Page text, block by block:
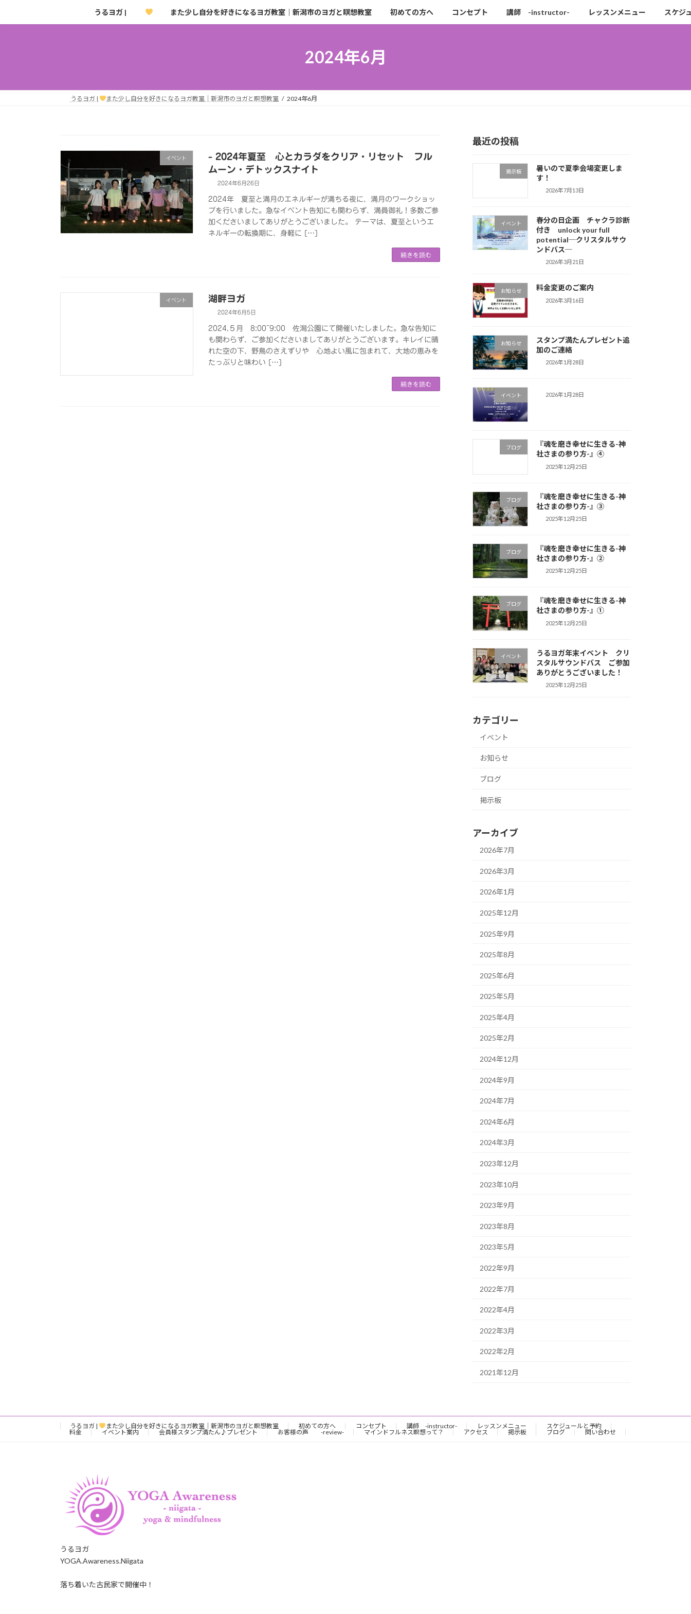
キ
に
うるヨガ | また少し自分を好きになるヨガ教室｜新潟市のヨガと瞑想教室 初めての方へ コンセプト 講師 -instructor- レッスンメニュー スケジ
2024年6月
うるヨガ | また少し自分を好きになるヨガ教室｜新潟市のヨガと瞑想教室 2024年6月
イベント
- 2024年夏至 心とカラダをクリア・リセット フル
ムーン・デトックスナイト
2024年6月26日
2024年 夏至と満月のエネルギーが満ちる夜に、満月のワークショッ
プを行いました。急なイベント告知にも関わらず、満員御礼！多数ご参
加くださいましてありがとうございました。 テーマは、夏至というエ
ネルギーの転換期に、身軽に […]
続きを読む
イベント 湖畔ヨガ
2024年6月5日
2024.５月 8:00~9:00 佐潟公園にて開催いたしました。急な告知に
も関わらず、ご参加くださいましてありがとうございます。キレイに晴
れた空の下、野鳥のさえずりや 心地よい風に包まれて、大地の恵みを
たっぷりと味わい […]
続きを読む
最近の投稿
掲示板
暑いので夏季会場変更しま
す！
2026年7月13日
イベント
春分の日企画 チャクラ診断
付き unlock your full
potential─クリスタルサウ
ンドバス─
2026年3月21日
お知らせ 料金変更のご案内
2026年3月16日
お知らせ
スタンプ満たんプレゼント追
加のご連絡
2026年1月28日
イベント 2026年1月28日
ブログ
『魂を磨き幸せに生きる-神
社さまの参り方-』④
2025年12月25日
ブログ
『魂を磨き幸せに生きる-神
社さまの参り方-』③
2025年12月25日
ブログ
『魂を磨き幸せに生きる-神
社さまの参り方-』②
2025年12月25日
ブログ
『魂を磨き幸せに生きる-神
社さまの参り方-』①
2025年12月25日
イベント
うるヨガ年末イベント クリ
スタルサウンドバス ご参加
ありがとうございました！
2025年12月25日
カテゴリー
イベント
お知らせ
ブログ
掲示板
アーカイブ
2026年7月
2026年3月
2026年1月
2025年12月
2025年9月
2025年8月
2025年6月
2025年5月
2025年4月
2025年2月
2024年12月
2024年9月
2024年7月
2024年6月
2024年3月
2023年12月
2023年10月
2023年9月
2023年8月
2023年5月
2022年9月
2022年7月
2022年4月
2022年3月
2022年2月
2021年12月
うるヨガ | また少し自分を好きになるヨガ教室｜新潟市のヨガと瞑想教室 初めての方へ コンセプト 講師 -instructor- レッスンメニュー
スケジュールと予約
料金
イベント案内 会員様スタンプ満たん♪プレゼント お客様の声 -review- マインドフルネス瞑想って？ アクセス 掲示板 ブログ 問い合わせ
うるヨガ
YOGA.Awareness.Niigata
落ち着いた古民家で開催中！